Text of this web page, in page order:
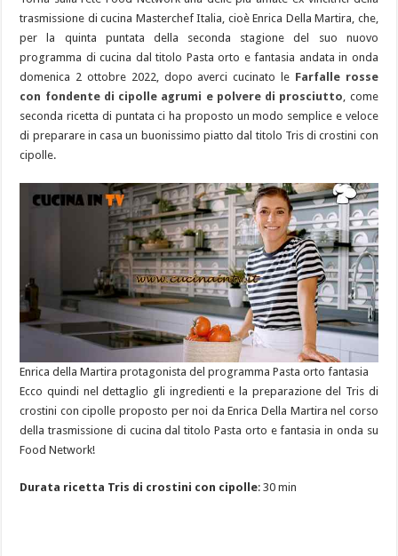
trasmissione di cucina Masterchef Italia, cioè Enrica Della Martira, che,
per la quinta puntata della seconda stagione del suo nuovo
programma di cucina dal titolo Pasta orto e fantasia andata in onda
domenica 2 ottobre 2022, dopo averci cucinato le Farfalle rosse
con fondente di cipolle agrumi e polvere di prosciutto , come
seconda ricetta di puntata ci ha proposto un modo semplice e veloce
di preparare in casa un buonissimo piatto dal titolo Tris di crostini con
cipolle.
Enrica della Martira protagonista del programma Pasta orto fantasia
Ecco quindi nel dettaglio gli ingredienti e la preparazione del Tris di
crostini con cipolle proposto per noi da Enrica Della Martira nel corso
della trasmissione di cucina dal titolo Pasta orto e fantasia in onda su
Food Network!
Durata ricetta Tris di crostini con cipolle: 30 min